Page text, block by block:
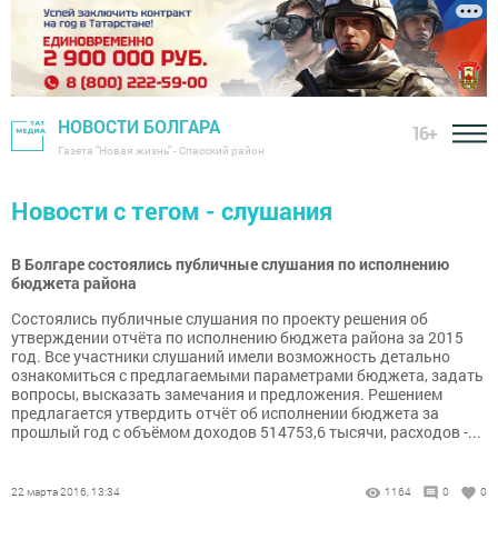
НОВОСТИ БОЛГАРА
Газета "Новая жизнь" - Спасский район
16+
Новости с тегом - слушания
В Болгаре состоялись публичные слушания по исполнению
бюджета района
Состоялись публичные слушания по проекту решения об
утверждении отчёта по исполнению бюджета района за 2015
год. Все участники слушаний имели возможность детально
ознакомиться с предлагаемыми параметрами бюджета, задать
вопросы, высказать замечания и предложения. Решением
предлагается утвердить отчёт об исполнении бюджета за
прошлый год с объёмом доходов 514753,6 тысячи, расходов -...
22 марта 2016, 13:34 1164 0 0